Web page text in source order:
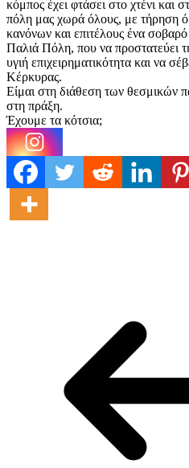
κόμπος έχει φτάσει στο χτένι και
πόλη μας χωρά όλους, με τήρηση
κανόνων και επιτέλους ένα σοβαρό
Παλιά Πόλη, που να προστατεύει
υγιή επιχειρηματικότητα και να
Κέρκυρας.
Είμαι στη διάθεση των θεσμικών
στη πράξη.
Έχουμε τα κότσια;